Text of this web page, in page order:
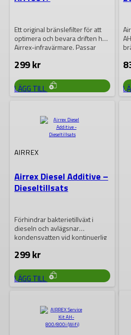
Ett original bränslefilter för att
optimera och bevara driften hos
Airrex-infravärmare. Passar
299kr
LÄGG TILL
…
AIRREX
Airrex Diesel Additive –
Dieseltillsats
Förhindrar bakterietillväxt i
dieseln och avlägsnar
kondensvatten vid kontinuerlig
299kr
LÄGG TILL